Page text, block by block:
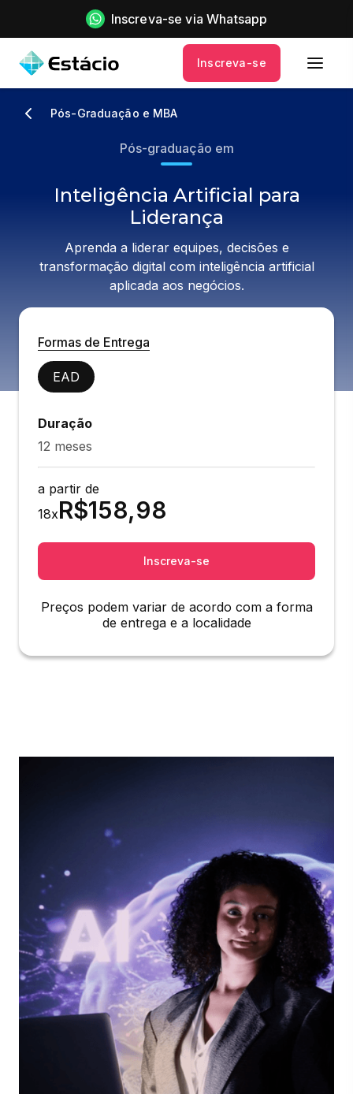
Inscreva-se via Whatsapp
Inscreva-se
Pós-Graduação e MBA
Pós-graduação em
Inteligência Artificial para
Liderança
Aprenda a liderar equipes, decisões e
transformação digital com inteligência artificial
aplicada aos negócios.
Formas de Entrega
EAD
Duração
12 meses
a partir de
18xR$158,98
Inscreva-se
Preços podem variar de acordo com a forma
de entrega e a localidade